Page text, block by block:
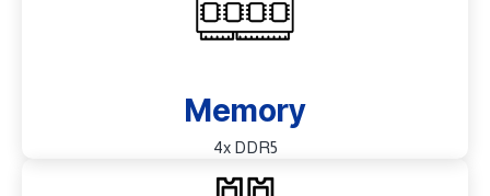
Memory
4x DDR5